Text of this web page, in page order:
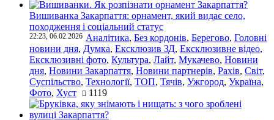
Вишиванка Закарпаття: орнамент, який видає село,
походження і соціальний статус
22:23, 06.02.2026 Аналітика, Без кордонів, Берегово, Головні
новини дня, Думка, Ексклюзив ЗД, Ексклюзивне відео,
Ексклюзивні фото, Культура, Лайт, Мукачево, Новини
дня, Новини Закарпаття, Новини партнерів, Рахів, Світ,
Суспільство, Технології, ТОП, Тячів, Ужгород, Україна,
Фото, Хуст 1119